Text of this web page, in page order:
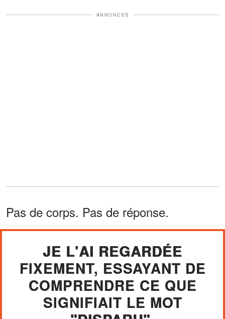
ANNONCES
Pas de corps. Pas de réponse.
JE L'AI REGARDÉE
FIXEMENT, ESSAYANT DE
COMPRENDRE CE QUE
SIGNIFIAIT LE MOT